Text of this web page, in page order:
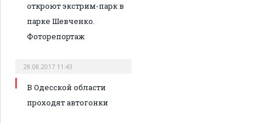
откроют экстрим-парк в
парке Шевченко.
Фоторепортаж
28.08.2017 11:43
В Одесской области
проходят автогонки